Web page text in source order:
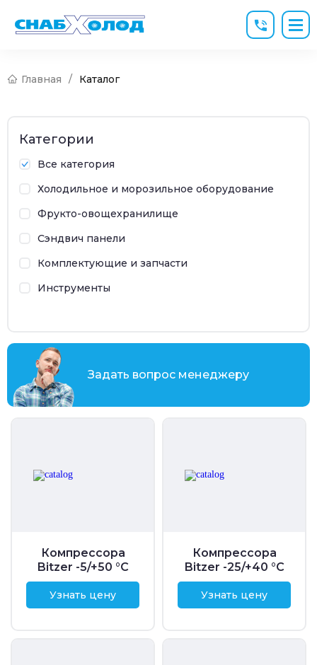
Главная / Каталог
Категории
Все категория
Холодильное и морозильное оборудование
Фрукто-овощехранилище
Сэндвич панели
Комплектующие и запчасти
Инструменты
Задать вопрос менеджеру
Компрессора
Bitzer -5/+50 °C
Узнать цену
Компрессора
Bitzer -25/+40 °C
Узнать цену